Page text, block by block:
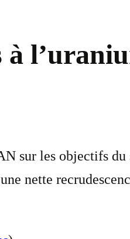
sur les objectifs
nette